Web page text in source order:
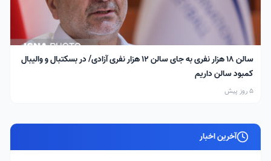
سالن ۱۸ هزار نفری به جای سالن ۱۲ هزار نفری آزادی/ در بسکتبال و والیبال
کمبود سالن داریم
5 روز پیش
آخرین اخبار